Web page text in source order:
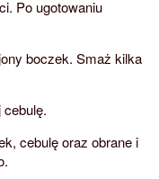
Po ugotowaniu
boczek. Smaż kilka
cebulę oraz obrane i